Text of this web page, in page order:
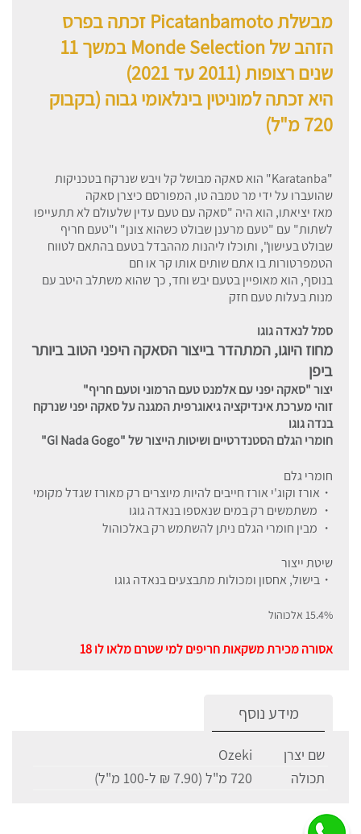
מבשלת Picatanbamoto זכתה בפרס
הזהב של Monde Selection במשך 11
שנים רצופות (2011 עד 2021)
היא זכתה למוניטין בינלאומי גבוה (בקבוק
720 מ"ל)
"Karatanba" הוא סאקה מבושל קל ויבש שנרקח בטכניקות
שהועברו על ידי מר טמבה טו, המפורסם כיצרן סאקה
מאז יציאתו, הוא היה "סאקה עם טעם עדין שלעולם לא תתעייפו
לשתות" עם "טעם מרענן שבולט כשהוא צונן" ו"טעם חריף
שבולט בעישון", ותוכלו ליהנות מההבדל בטעם בהתאם לטווח
הטמפרטורות בו אתם שותים אותו קר או חם
בנוסף, הוא מאופיין בטעם יבש וחד, כך שהוא משתלב היטב עם
מנות בעלות טעם חזק
סמל לנאדה גוגו
מחוז היוגו, המתהדר בייצור הסאקה היפני הטוב ביותר
ביפן
יצור "סאקה יפני עם אלמנט טעם הרמוני וטעם חריף"
זוהי מערכת אינדיקציה גיאוגרפית המגנה על סאקה יפני שנרקח
בנדה גוגו
חומרי הגלם הסטנדרטיים ושיטות הייצור של "GI Nada Gogo"
חומרי גלם
・אורז וקוג'י אורז חייבים להיות מיוצרים רק מאורז שגדל מקומי
・ משתמשים רק במים שנאספו בנאדה גוגו
・ מבין חומרי הגלם ניתן להשתמש רק באלכוהול
שיטת ייצור
・בישול, אחסון ומכולות מתבצעים בנאדה גוגו
15.4% אלכוהול
אסורה מכירת משקאות חריפים למי שטרם מלאו לו 18
מידע נוסף
שם יצרן
Ozeki
תכולה
720 מ"ל (7.90 ₪ ל-100 מ"ל)